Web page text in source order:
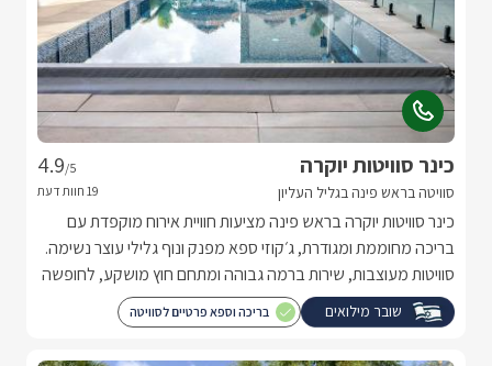
כינר סוויטות יוקרה
סוויטה בראש פינה בגליל העליון
4.9/5
כינר סוויטות יוקרה בראש פינה מציעות חוויית אירוח מוקפדת עם
בריכה מחוממת ומגודרת, ג׳קוזי ספא מפנק ונוף גלילי עוצר נשימה.
סוויטות מעוצבות, שירות ברמה גבוהה ומתחם חוץ מושקע, לחופשה
זוגית או משפחתית ברמה של מלון בוטיק.
שובר מילואים בריכה וספא פרטיים לסוויטה